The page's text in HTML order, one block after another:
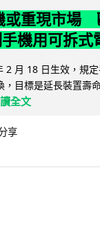
或重現市場
機用可拆式
2 月 18 日生效，規
，目標是延長裝置壽
全文
享